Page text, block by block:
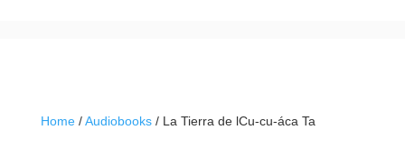
Home/Audiobooks/ La Tierra de lCu-cu-áca Ta